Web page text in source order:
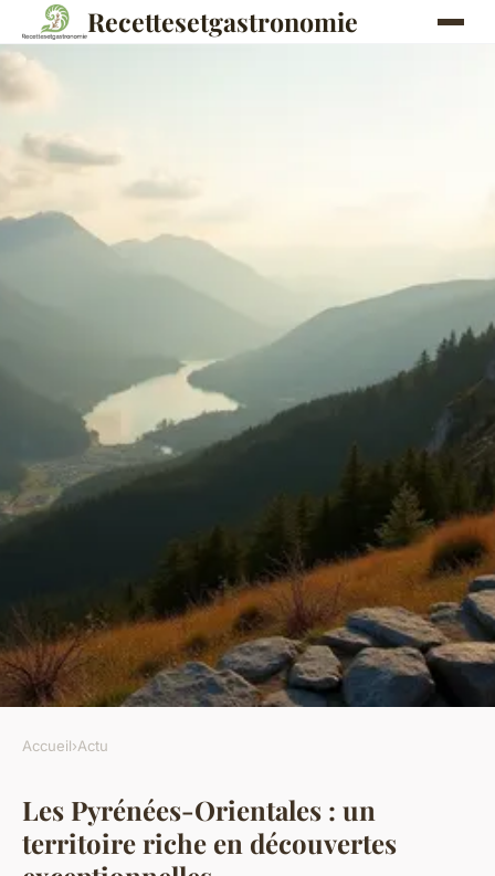
Recettesetgastronomie
Découvrez les visites
incontournables des
Accueil›Actu
Les Pyrénées-Orientales : un
territoire riche en découvertes